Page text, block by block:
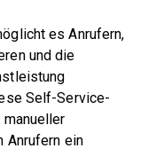
es Anrufern,
und die
Self-Service-
Anrufern ein